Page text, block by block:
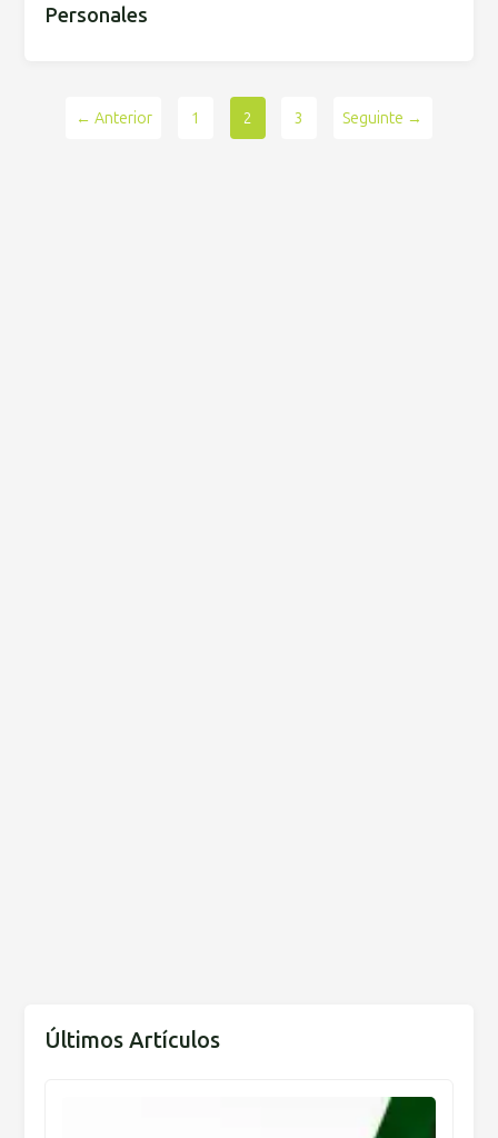
Personales
← Anterior 1 2 3 Seguinte →
Últimos Artículos